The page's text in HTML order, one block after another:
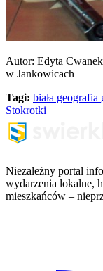
Autor: Edyta
w Jankowicach
Tagi: biała geografia
Stokrotki
Niezależny portal
wydarzenia lokalne,
mieszkańców –